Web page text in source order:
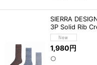
SIERRA
3P Solid Rib
1,980円
○